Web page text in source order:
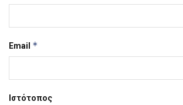
Email *
Ιστότοπος